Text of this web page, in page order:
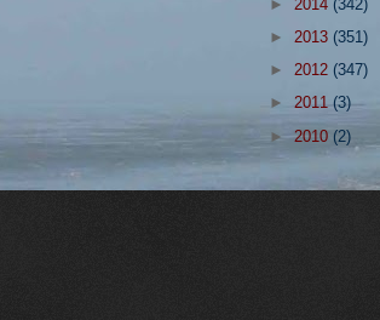
► 2014 (342)
► 2013 (351)
► 2012 (347)
► 2011 (3)
►2010 (2)